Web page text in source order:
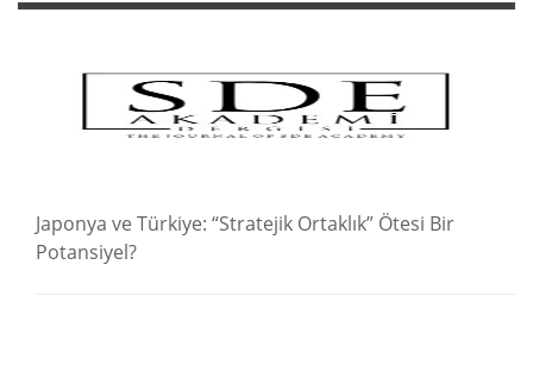
Japonya ve Türkiye: “Stratejik Ortaklık” Ötesi Bir
Potansiyel?